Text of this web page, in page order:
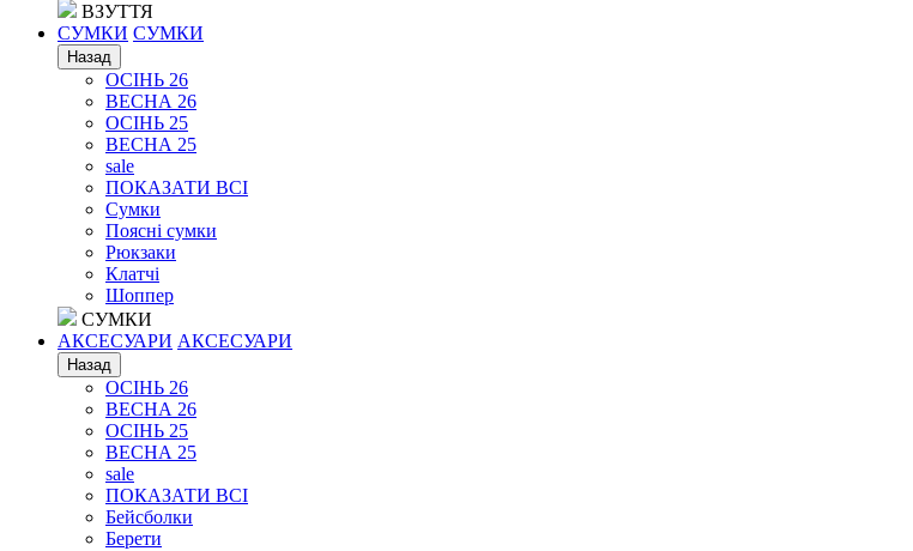
ВЗУТТЯ
СУМКИ СУМКИ
Назад
ОСІНЬ 26
ВЕСНА 26
ОСІНЬ 25
ВЕСНА 25
sale
ПОКАЗАТИ ВСІ
Сумки
Поясні сумки
Рюкзаки
Клатчі
Шоппер
СУМКИ
АКСЕСУАРИ АКСЕСУАРИ
Назад
ОСІНЬ 26
ВЕСНА 26
ОСІНЬ 25
ВЕСНА 25
sale
ПОКАЗАТИ ВСІ
Бейсболки
Берети